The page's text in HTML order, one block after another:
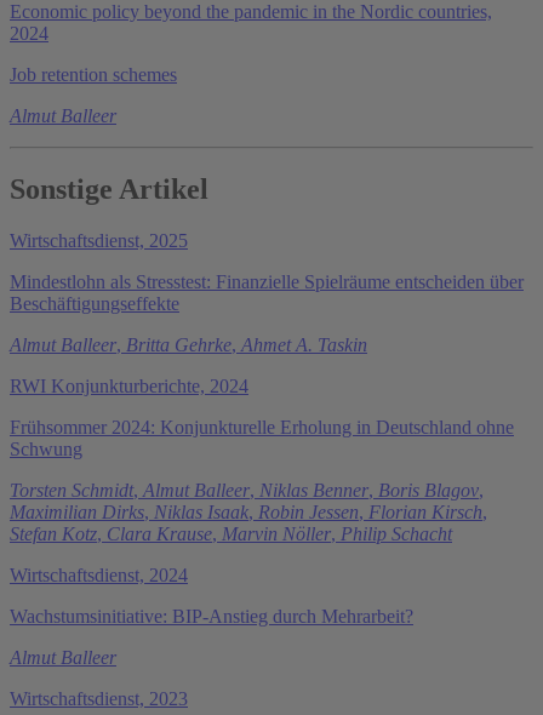
Economic policy beyond the pandemic in the Nordic countries,
2024
Job retention schemes
Almut Balleer
Sonstige Artikel
Wirtschaftsdienst, 2025
Mindestlohn als Stresstest: Finanzielle Spielräume entscheiden über
Beschäftigungseffekte
Almut Balleer, Britta Gehrke, Ahmet A. Taskin
RWI Konjunkturberichte, 2024
Frühsommer 2024: Konjunkturelle Erholung in Deutschland ohne
Schwung
Torsten Schmidt, Almut Balleer, Niklas Benner, Boris Blagov,
Maximilian Dirks, Niklas Isaak, Robin Jessen, Florian Kirsch,
Stefan Kotz, Clara Krause, Marvin Nöller, Philip Schacht
Wirtschaftsdienst, 2024
Wachstumsinitiative: BIP-Anstieg durch Mehrarbeit?
Almut Balleer
Wirtschaftsdienst, 2023